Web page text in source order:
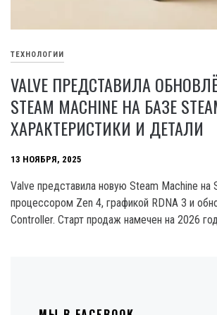
ТЕХНОЛОГИИ
VALVE ПРЕДСТАВИЛА
STEAM MACHINE НА БАЗЕ
ХАРАКТЕРИСТИКИ И ДЕТАЛИ
13 НОЯБРЯ, 2025
Valve представила новую Steam Machine на
процессором Zen 4, графикой RDNA 3 и
Controller. Старт продаж намечен на 2026 год